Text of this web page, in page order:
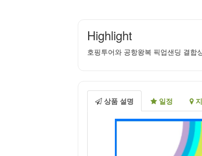
Highlight
호핑투어와 공항왕복 픽업샌딩 결합
상품 설명 일정